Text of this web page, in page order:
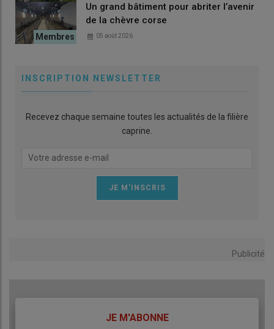
Un grand bâtiment pour abriter l’avenir
de la chèvre corse
05 août 2026
INSCRIPTION NEWSLETTER
Recevez chaque semaine toutes les actualités de la filière
caprine.
Publicité
JE M'ABONNE